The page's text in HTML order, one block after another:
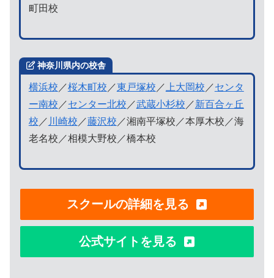
町田校
神奈川県内の校舎
横浜校 ／桜木町校 ／東戸塚校 ／上大岡校 ／センタ
ー南校 ／センター北校 ／武蔵小杉校 ／新百合ヶ丘
校 ／ 川崎校 ／藤沢校 ／湘南平塚校／本厚木校／海
老名校／相模大野校／橋本校
スクールの詳細を見る
公式サイトを見る